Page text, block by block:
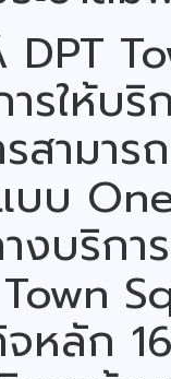
DPT
รให้บริ
สามา
บบ
บริกา
หลัก